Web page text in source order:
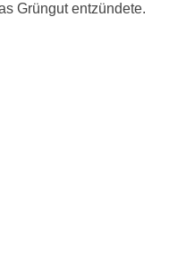
Grüngut entzündete.